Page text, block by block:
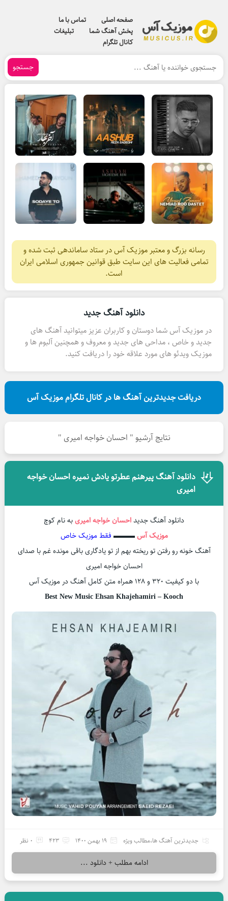
صفحه اصلی
تماس با ما
پخش آهنگ شما
تبلیغات
کانال تلگرام
جستجو
رسانه بزرگ و معتبر موزیک آس در ستاد ساماندهی ثبت شده و
تمامی فعالیت های این سایت طبق قوانین جمهوری اسلامی ایران
است.
دانلود آهنگ جدید
در موزیک آس شما دوستان و کاربران عزیز میتوانید آهنگ های
جدید و خاص ، مداحی های جدید و معروف و همچنین آلبوم ها و
موزیک ویدئو های مورد علاقه خود را دریافت کنید.
دریافت جدیدترین آهنگ ها در کانال تلگرام موزیک آس
نتایج آرشیو " احسان خواجه امیری "
دانلود آهنگ پیرهنم عطرتو یادش نمیره احسان خواجه
امیری
دانلود آهنگ جدیداحسان خواجه امیریبه نام کوچ
موزیک آس▬▬▬ فقط موزیک خاص
آهنگ خونه رو رفتن تو ریخته بهم از تو یادگاری باقی مونده غم با صدای
احسان خواجه امیری
با دو کیفیت ۳۲۰ و ۱۲۸ همراه متن کامل آهنگ در موزیک آس
Best New Music Ehsan Khajehamiri – Kooch
جدیدترین آهنگ ها،مطالب ویژه 19 بهمن 1400 423 0 نظر
ادامه مطلب + دانلود ...